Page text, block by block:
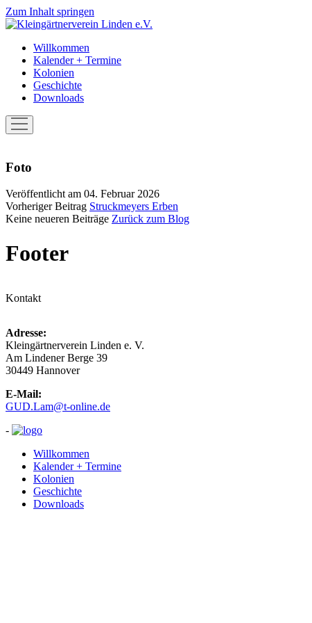
Zum Inhalt springen
Kleingärtnerverein
Willkommen
Kalender + Termine
Kolonien
Geschichte
Downloads
Menü
öffnen
Foto
Veröffentlicht am 04. Februar 2026
Vorheriger Beitrag Struckmeyers Erben
Keine neueren Beiträge Zurück zum Blog
Footer
Kontakt
Adresse:
Kleingärtnerverein Linden e. V.
Am Lindener Berge 39
30449 Hannover
E-Mail:
GUD.Lam@t-online.de
-
Willkommen
Kalender + Termine
Kolonien
Geschichte
Downloads